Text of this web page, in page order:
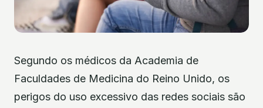
Segundo os médicos da Academia de
Faculdades de Medicina do Reino Unido, os
perigos do uso excessivo das redes sociais são